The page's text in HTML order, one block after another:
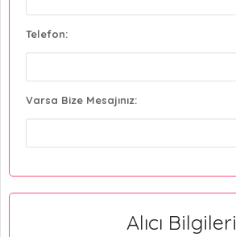
Telefon:
Varsa Bize Mesajınız:
Alıcı Bilgileri